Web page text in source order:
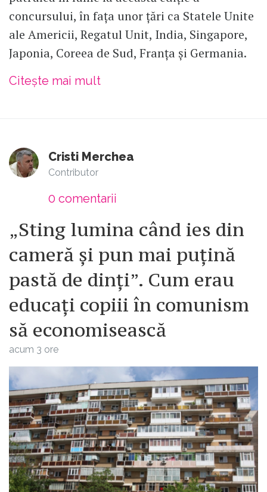
concursului, în fața unor țări ca Statele Unite
ale Americii, Regatul Unit, India, Singapore,
Japonia, Coreea de Sud, Franța și Germania.
Citește mai mult
Cristi Merchea
Contributor
0 comentarii
„Sting lumina când ies din
cameră și pun mai puțină
pastă de dinți”. Cum erau
educați copiii în comunism
să economisească
acum 3 ore